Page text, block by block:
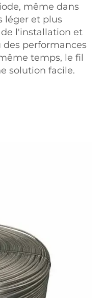
même dans
léger et plus
l'installation et
performances
temps, le fil
solution facile.